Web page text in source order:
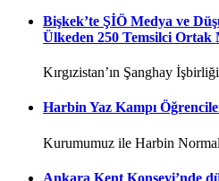
Bişkek’te ŞİÖ Medya ve
Ülkeden 250 Temsilci
Kırgızistan’ın Şanghay
Harbin Yaz Kampı
Kurumumuz ile Harbin
Ankara Kent Konseyi’nde